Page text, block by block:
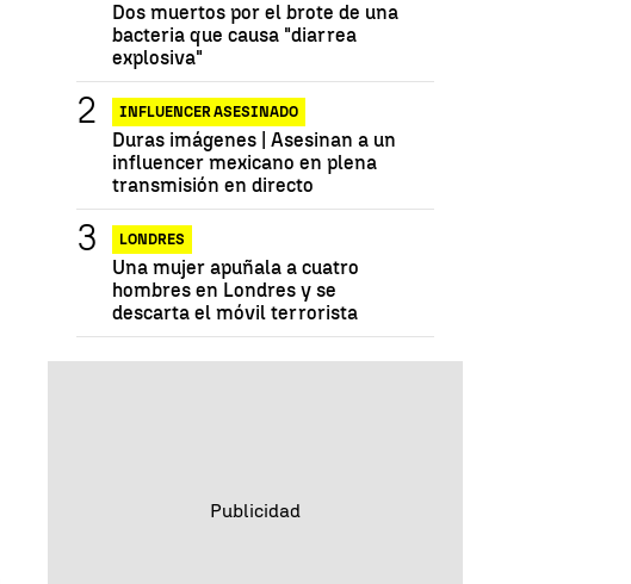
Dos muertos por el brote de una
bacteria que causa "diarrea
explosiva"
INFLUENCER ASESINADO
Duras imágenes | Asesinan a un
influencer mexicano en plena
transmisión en directo
LONDRES
Una mujer apuñala a cuatro
hombres en Londres y se
descarta el móvil terrorista